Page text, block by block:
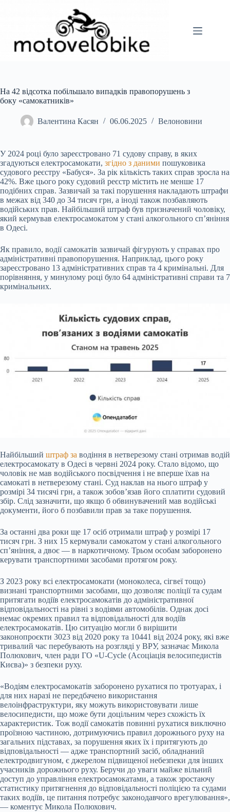
На 42 відсотка побільшало випадків правопорушень з
боку «самокатників»
Валентина Касян 06.06.2025 Велоновини
У 2024 році було зареєстровано 71 судову справу, в яких
згадуються електросамокати, згідно з даними пошуковика
судового реєстру «Бабуся». За рік кількість таких справ зросла на
42%. Вже цього року судовий реєстр містить не менше 17
подібних справ. Зазвичай за такі порушення накладають штрафи
в межах від 340 до 34 тисяч грн, а іноді також позбавляють
водійських прав. Найбільший штраф був призначений чоловіку,
який кермував електросамокатом у стані алкогольного сп’яніння
в Одесі.
Як правило, водії самокатів зазвичай фігурують у справах про
адміністративні правопорушення. Наприклад, цього року
зареєстровано 13 адміністративних справ та 4 кримінальні. Для
порівняння, у минулому році було 64 адміністративні справи та 7
кримінальних.
Найбільший штраф за водіння в нетверезому стані отримав водій
електросамокату в Одесі в червні 2024 року. Стало відомо, що
чоловік не мав водійського посвідчення і не вперше їхав на
самокаті в нетверезому стані. Суд наклав на нього штраф у
розмірі 34 тисячі грн, а також зобов’язав його сплатити судовий
збір. Слід зазначити, що якщо б обвинувачений мав водійські
документи, його б позбавили прав за таке порушення.
За останні два роки ще 17 осіб отримали штраф у розмірі 17
тисяч грн. З них 15 кермували самокатом у стані алкогольного
сп’яніння, а двоє — в наркотичному. Трьом особам заборонено
керувати транспортними засобами протягом року.
З 2023 року всі електросамокати (моноколеса, сігвеї тощо)
визнані транспортними засобами, що дозволяє поліції та судам
притягати водіїв електросамокатів до адміністративної
відповідальності на рівні з водіями автомобілів. Однак досі
немає окремих правил та відповідальності для водіїв
електросамокатів. Цю ситуацію могли б вирішити
законопроєкти 3023 від 2020 року та 10441 від 2024 року, які вже
тривалий час перебувають на розгляді у ВРУ, зазначає Микола
Полюхович, член ради ГО «U-Cycle (Асоціація велосипедистів
Києва)» з безпеки руху.
«Водіям електросамокатів заборонено рухатися по тротуарах, і
для них наразі не передбачено використання
велоінфраструктури, яку можуть використовувати лише
велосипедисти, що може бути доцільним через схожість їх
характеристик. Тож водії самокатів повинні рухатися виключно
проїзною частиною, дотримуючись правил дорожнього руху на
загальних підставах, за порушення яких їх і притягують до
відповідальності — адже транспортний засіб, обладнаний
електродвигуном, є джерелом підвищеної небезпеки для інших
учасників дорожнього руху. Беручи до уваги майже вільний
доступ до управління електросамокатами, а також зростаючу
статистику притягнення до відповідальності поліцією та судами
таких водіїв, це питання потребує законодавчого врегулювання»,
— коментує Микола Полюхович.